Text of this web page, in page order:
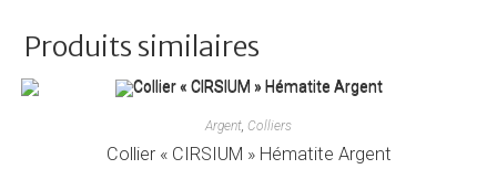
Produits similaires
Argent Colliers
Collier « CIRSIUM » Hématite Argent